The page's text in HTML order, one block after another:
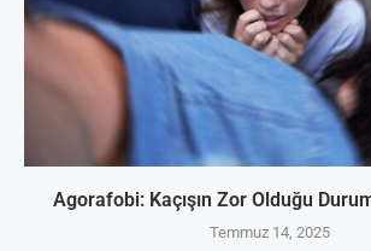
Agorafobi: Kaçışın Zor Olduğu
Temmuz 14, 2025